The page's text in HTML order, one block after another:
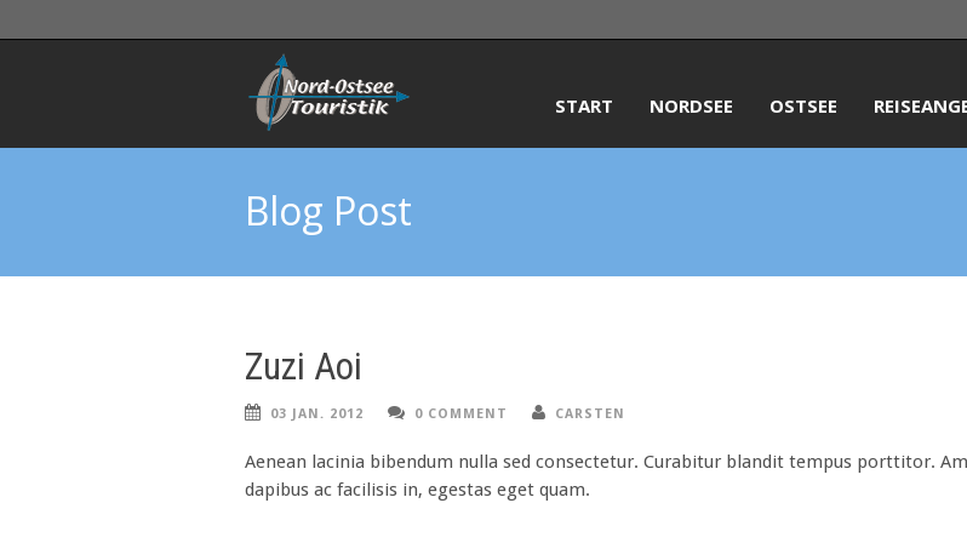
START NORDSEE OSTSEE
Blog Post
Zuzi Aoi
03 JAN. 2012 0 COMMENT CARSTEN
Aenean lacinia bibendum nulla sed consectetur. Curabitur blandit tempus porttitor.
dapibus ac facilisis in, egestas eget quam.